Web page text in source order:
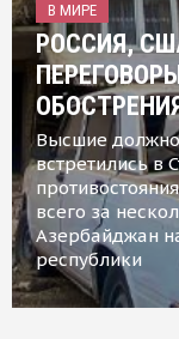
В МИРЕ
РОССИЯ,
Высшие
встретились в
всего за
Азербайджан
республики